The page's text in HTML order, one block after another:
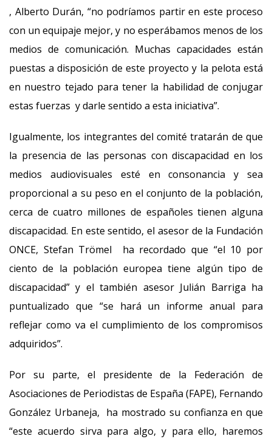
, Alberto Durán, “no podríamos partir en este proceso
con un equipaje mejor, y no esperábamos menos de los
medios de comunicación. Muchas capacidades están
puestas a disposición de este proyecto y la pelota está
en nuestro tejado para tener la habilidad de conjugar
estas fuerzas y darle sentido a esta iniciativa”.
Igualmente, los integrantes del comité tratarán de que
la presencia de las personas con discapacidad en los
medios audiovisuales esté en consonancia y sea
proporcional a su peso en el conjunto de la población,
cerca de cuatro millones de españoles tienen alguna
discapacidad. En este sentido, el asesor de la Fundación
ONCE, Stefan Trömel ha recordado que “el 10 por
ciento de la población europea tiene algún tipo de
discapacidad” y el también asesor Julián Barriga ha
puntualizado que “se hará un informe anual para
reflejar como va el cumplimiento de los compromisos
adquiridos”.
Por su parte, el presidente de la Federación de
Asociaciones de Periodistas de España (FAPE), Fernando
González Urbaneja, ha mostrado su confianza en que
“este acuerdo sirva para algo, y para ello, haremos